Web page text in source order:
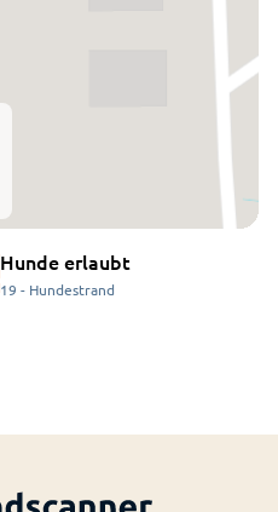
Hunde erlaubt
19 - Hundestrand